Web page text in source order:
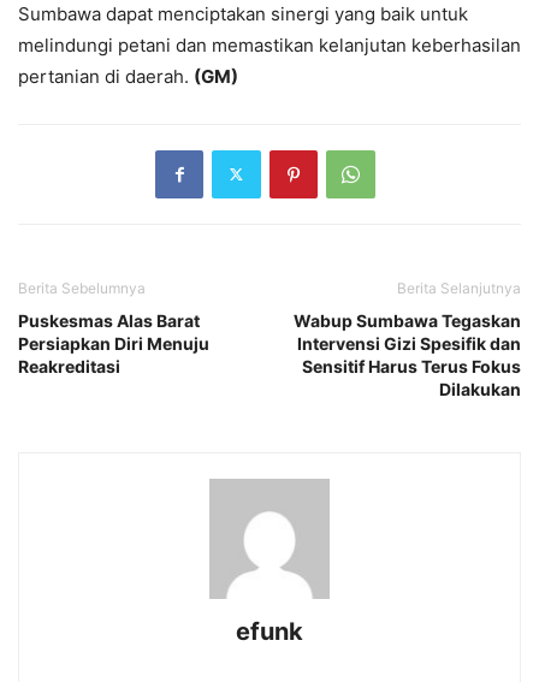
Sumbawa dapat menciptakan sinergi yang baik untuk
melindungi petani dan memastikan kelanjutan keberhasilan
pertanian di daerah. (GM)
Berita Sebelumnya
Puskesmas Alas Barat
Persiapkan Diri Menuju
Reakreditasi
Berita Selanjutnya
Wabup Sumbawa Tegaskan
Intervensi Gizi Spesifik dan
Sensitif Harus Terus Fokus
Dilakukan
efunk